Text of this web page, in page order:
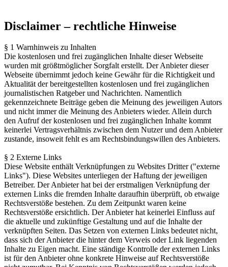
Disclaimer – rechtliche Hinweise
§ 1 Warnhinweis zu Inhalten
Die kostenlosen und frei zugänglichen Inhalte dieser Webseite
wurden mit größtmöglicher Sorgfalt erstellt. Der Anbieter dieser
Webseite übernimmt jedoch keine Gewähr für die Richtigkeit und
Aktualität der bereitgestellten kostenlosen und frei zugänglichen
journalistischen Ratgeber und Nachrichten. Namentlich
gekennzeichnete Beiträge geben die Meinung des jeweiligen Autors
und nicht immer die Meinung des Anbieters wieder. Allein durch
den Aufruf der kostenlosen und frei zugänglichen Inhalte kommt
keinerlei Vertragsverhältnis zwischen dem Nutzer und dem Anbieter
zustande, insoweit fehlt es am Rechtsbindungswillen des Anbieters.
§ 2 Externe Links
Diese Website enthält Verknüpfungen zu Websites Dritter ("externe
Links"). Diese Websites unterliegen der Haftung der jeweiligen
Betreiber. Der Anbieter hat bei der erstmaligen Verknüpfung der
externen Links die fremden Inhalte daraufhin überprüft, ob etwaige
Rechtsverstöße bestehen. Zu dem Zeitpunkt waren keine
Rechtsverstöße ersichtlich. Der Anbieter hat keinerlei Einfluss auf
die aktuelle und zukünftige Gestaltung und auf die Inhalte der
verknüpften Seiten. Das Setzen von externen Links bedeutet nicht,
dass sich der Anbieter die hinter dem Verweis oder Link liegenden
Inhalte zu Eigen macht. Eine ständige Kontrolle der externen Links
ist für den Anbieter ohne konkrete Hinweise auf Rechtsverstöße